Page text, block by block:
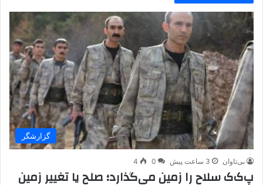
گزارشگر
بی‌تاوان 3 ساعت پیش 0
4
پ‌ک‌ک سلاح را زمین می‌گذارد؛ صلح یا تغییر زمین